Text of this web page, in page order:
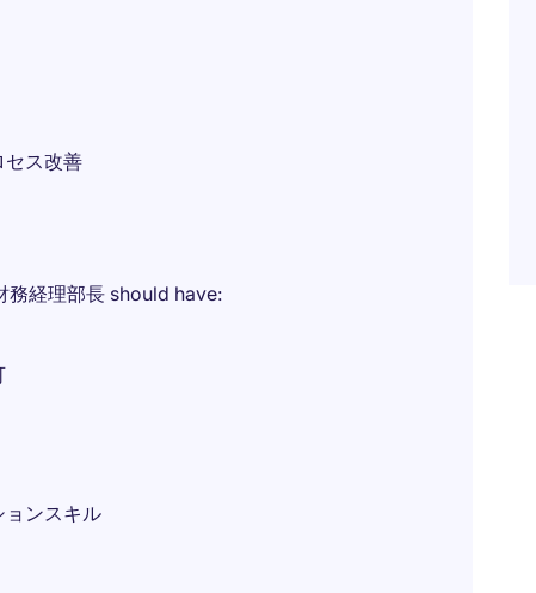
セス改善
務経理部長 should have:
ョンスキル